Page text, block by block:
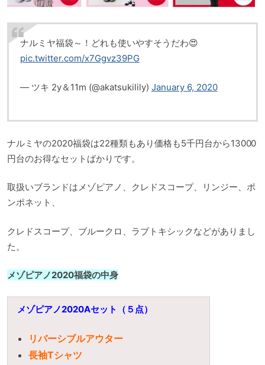
ナルミヤ福袋～！どれも使いやすそうだわ😍
pic.twitter.com/x7Ggvz39PG
— ツキ 2y＆11m (@akatsukilily) January 6, 2020
ナルミヤの2020福袋は22種類もあり価格も5千円台から13000
円台のお得なセットばかりです。
取扱いブランドはメゾピアノ、クレドスコープ、リンジー、ポ
ンポネット、
クレドスコープ、ブルークロ、ラブトキシックなどがありまし
た。
メゾピアノ2020福袋の中身
メゾピアノ2020Aセット（５点）
リバーシブルアウター
長袖Tシャツ